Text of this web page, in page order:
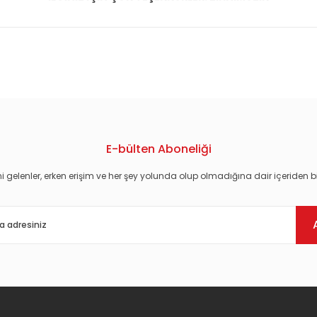
E-bülten Aboneliği
gelenler, erken erişim ve her şey yolunda olup olmadığına dair içeriden